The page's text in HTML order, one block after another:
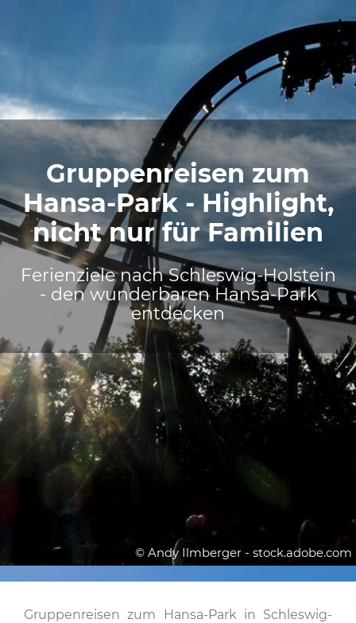
Gruppenreisen zum
Hansa-Park - Highlight,
nicht nur für Familien
Ferienziele nach Schleswig-Holstein
- den wunderbaren Hansa-Park
entdecken
© Andy Ilmberger - stock.adobe.com
Gruppenreisen zum Hansa-Park in Schleswig-